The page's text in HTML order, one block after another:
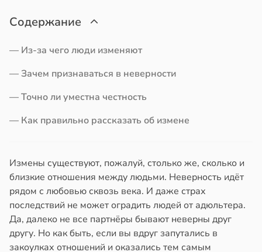
в20:58
Содержание
— Из-за чего люди изменяют
— Зачем признаваться в неверности
— Точно ли уместна честность
— Как правильно рассказать об измене
Измены существуют, пожалуй, столько же, сколько и
близкие отношения между людьми. Неверность идёт
рядом с любовью сквозь века. И даже страх
последствий не может оградить людей от адюльтера.
Да, далеко не все партнёры бывают неверны друг
другу. Но как быть, если вы вдруг запутались в
закоулках отношений и оказались тем самым